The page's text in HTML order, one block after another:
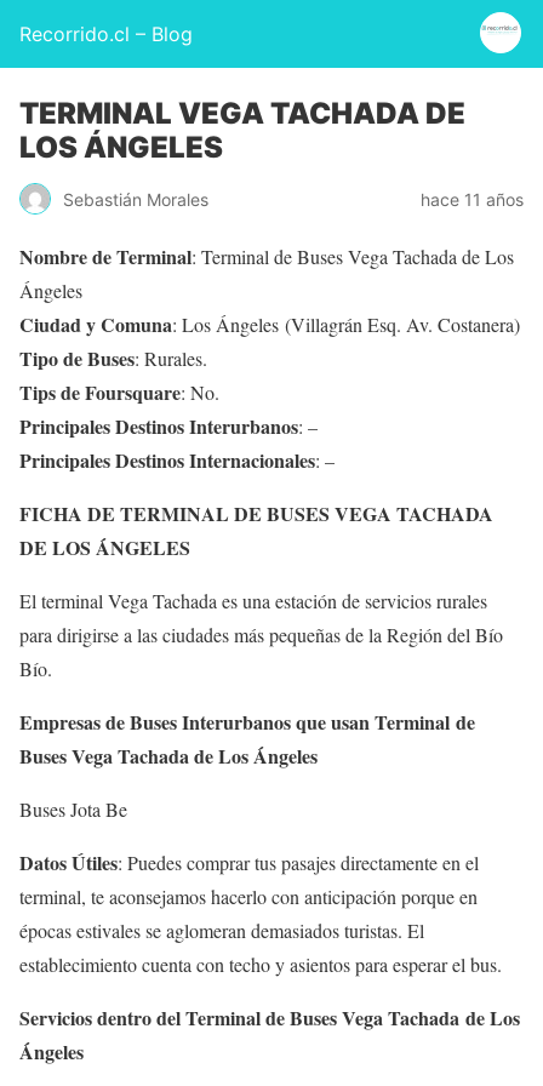
Recorrido.cl – Blog
TERMINAL VEGA TACHADA DE
LOS ÁNGELES
Sebastián Morales hace 11 años
Nombre de Terminal: Terminal de Buses Vega Tachada de Los
Ángeles
Ciudad y Comuna: Los Ángeles (Villagrán Esq. Av. Costanera)
Tipo de Buses: Rurales.
Tips de Foursquare: No.
Principales Destinos Interurbanos: –
Principales Destinos Internacionales: –
FICHA DE TERMINAL DE BUSES VEGA TACHADA
DE LOS ÁNGELES
El terminal Vega Tachada es una estación de servicios rurales
para dirigirse a las ciudades más pequeñas de la Región del Bío
Bío.
Empresas de Buses Interurbanos que usan Terminal de
Buses Vega Tachada de Los Ángeles
Buses Jota Be
Datos Útiles: Puedes comprar tus pasajes directamente en el
terminal, te aconsejamos hacerlo con anticipación porque en
épocas estivales se aglomeran demasiados turistas. El
establecimiento cuenta con techo y asientos para esperar el bus.
Servicios dentro del Terminal de Buses Vega Tachada de Los
Ángeles